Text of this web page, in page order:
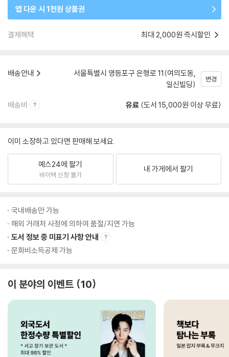
앱 다운 시 1천원 상품권
결제혜택 최대 2,000원 즉시할인
배송안내
서울특별시 영등포구 은행로 11(여의도동,
일신빌딩)
변경
배송비 유료 (도서 15,000원 이상 무료)
이미 소장하고 있다면 판매해 보세요.
예스24에 팔기
바이백 신청 불가
내 가게에서 팔기
국내배송만 가능
해외 거래처 사정에 의하여 품절/지연 가능
도서 정보 중 미표기 사항 안내
문화비소득공제 가능
이 분야의 이벤트 10